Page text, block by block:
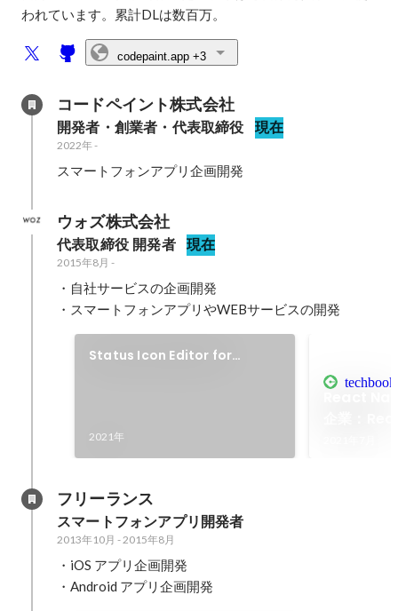
われています。累計DLは数百万。
codepaint.app +3
コードペイント株式会社
開発者・創業者・代表取締役 現在
2022年-
スマートフォンアプリ企画開発
ウォズ株式会社
代表取締役 開発者 現在
2015年8月 -
・自社サービスの企画開発
・スマートフォンアプリやWEBサービスの開発
Status Icon Editor for
2021年
フリーランス
スマートフォンアプリ開発者
2013年10月 -2015年8月
・iOS アプリ企画開発
・Android アプリ企画開発